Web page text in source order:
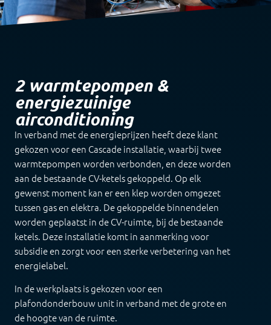
2 warmtepompen &
energiezuinige
airconditioning
In verband met de energieprijzen heeft deze klant
gekozen voor een Cascade installatie, waarbij twee
warmtepompen worden verbonden, en deze worden
aan de bestaande CV-ketels gekoppeld. Op elk
gewenst moment kan er een klep worden omgezet
tussen gas en elektra. De gekoppelde binnendelen
worden geplaatst in de CV-ruimte, bij de bestaande
ketels. Deze installatie komt in aanmerking voor
subsidie en zorgt voor een sterke verbetering van het
energielabel.
In de werkplaats is gekozen voor een
plafondonderbouw unit in verband met de grote en
de hoogte van de ruimte.